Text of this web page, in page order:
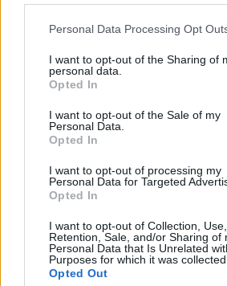
Personal Data Processing Opt
I want to opt-out of the Sharing of
personal data.
Opted In
I want to opt-out of the Sale of my
Personal Data.
Opted In
I want to opt-out of processing my
Personal Data for Targeted
Opted In
I want to opt-out of Collection, Use,
Retention, Sale, and/or Sharing of
Personal Data that Is Unrelated
Purposes for which it was collected.
Opted Out
1º Premio.Shaima Sikabi El Asri.
2º Premio. Flavio González Peña
(11 años)
3º Premio.Carlota Sánchez
Fernando Guanarteme (10 años)
Guaguas Municipales
conexiones con las
comerciales de la
campaña de Navidad